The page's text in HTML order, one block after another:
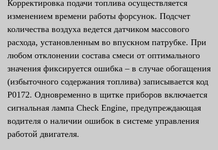
Корректировка подачи топлива осуществляется
изменением времени работы форсунок. Подсчет
количества воздуха ведется датчиком массового
расхода, установленным во впускном патрубке. При
любом отклонении состава смеси от оптимального
значения фиксируется ошибка – в случае обогащения
(избыточного содержания топлива) записывается код
P0172. Одновременно в щитке приборов включается
сигнальная лампа Check Engine, предупреждающая
водителя о наличии ошибок в системе управления
работой двигателя.